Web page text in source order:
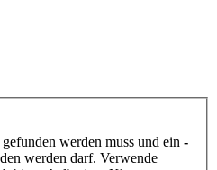
werden muss und ein -
werden darf. Verwende